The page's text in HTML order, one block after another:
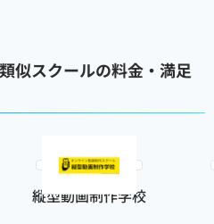
似スクールの料金・満足
縦型動画制作学校